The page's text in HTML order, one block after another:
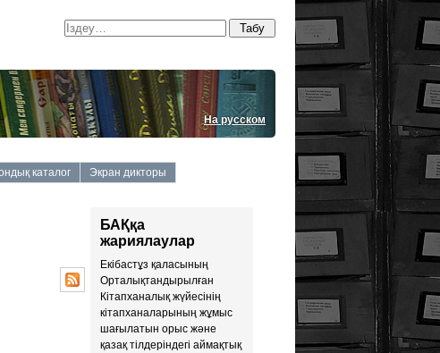
На русском
каталог Экран дикторы
БАҚқа
жариялаулар
Екiбастұз қаласының
Орталықтандырылған
Кiтапханалық жүйесiнiң
кiтапханаларының жұмыс
шағылатын орыс және
қазақ тiлдерiндегi аймақтық